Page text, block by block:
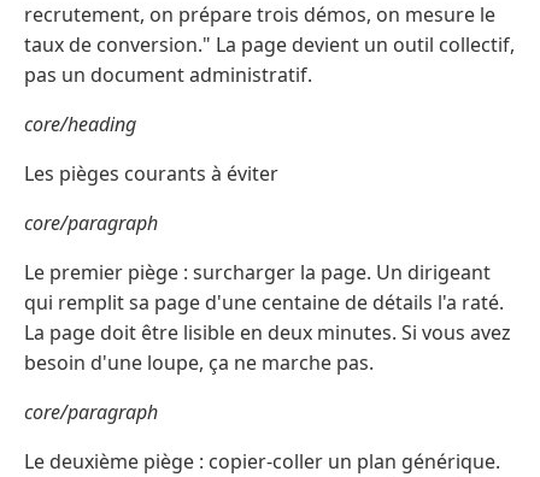
recrutement, on prépare trois démos, on mesure le
taux de conversion." La page devient un outil collectif,
pas un document administratif.
core/heading
Les pièges courants à éviter
core/paragraph
Le premier piège : surcharger la page. Un dirigeant
qui remplit sa page d'une centaine de détails l'a raté.
La page doit être lisible en deux minutes. Si vous avez
besoin d'une loupe, ça ne marche pas.
core/paragraph
Le deuxième piège : copier-coller un plan générique.